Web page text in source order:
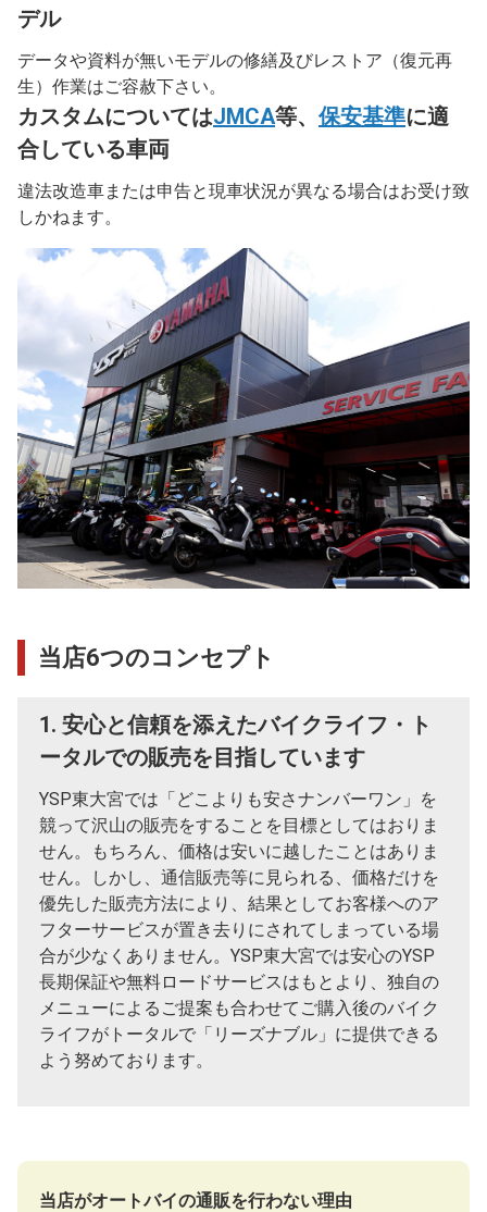
デル
データや資料が無いモデルの修繕及びレストア（復元再
生）作業はご容赦下さい。
カスタムについてはJMCA等、 保安基準に適
合している車両
違法改造車または申告と現車状況が異なる場合はお受け致
しかねます。
当店6つのコンセプト
1. 安心と信頼を添えたバイクライフ・ト
ータルでの販売を目指しています
YSP東大宮では「どこよりも安さナンバーワン」を
競って沢山の販売をすることを目標としてはおりま
せん。もちろん、価格は安いに越したことはありま
せん。しかし、通信販売等に見られる、価格だけを
優先した販売方法により、結果としてお客様へのア
フターサービスが置き去りにされてしまっている場
合が少なくありません。YSP東大宮では安心のYSP
長期保証や無料ロードサービスはもとより、独自の
メニューによるご提案も合わせてご購入後のバイク
ライフがトータルで「リーズナブル」に提供できる
よう努めております。
当店がオートバイの通販を行わない理由